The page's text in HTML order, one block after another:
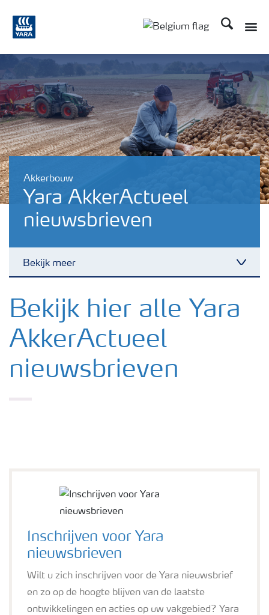
Zoek op
Akkerbouw
Yara AkkerActueel
nieuwsbrieven
Bekijk meer
Nieuwsbrieven
Gewassen
Meststoffen
Meststoffen veiligheid
Podcasts
Webinars
Bekijk hier alle Yara
AkkerActueel
nieuwsbrieven
Inschrijven voor Yara
nieuwsbrieven
Wilt u zich inschrijven voor de Yara nieuwsbrief
en zo op de hoogte blijven van de laatste
ontwikkelingen en acties op uw vakgebied? Yara